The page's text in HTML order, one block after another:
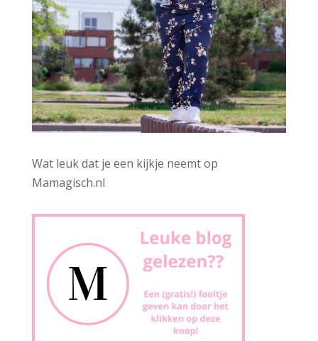
Wat leuk dat je een kijkje neemt op
Mamagisch.nl